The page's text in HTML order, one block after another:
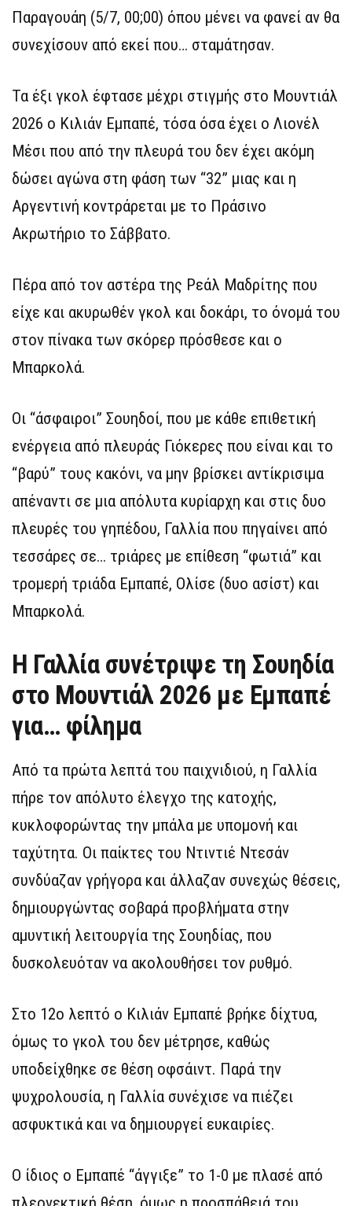
Παραγουάη (5/7, 00;00) όπου μένει να φανεί αν θα
συνεχίσουν από εκεί που… σταμάτησαν.
Τα έξι γκολ έφτασε μέχρι στιγμής στο Μουντιάλ
2026 ο Κιλιάν Εμπαπέ, τόσα όσα έχει ο Λιονέλ
Μέσι που από την πλευρά του δεν έχει ακόμη
δώσει αγώνα στη φάση των “32” μιας και η
Αργεντινή κοντράρεται με το Πράσινο
Ακρωτήριο το Σάββατο.
Πέρα από τον αστέρα της Ρεάλ Μαδρίτης που
είχε και ακυρωθέν γκολ και δοκάρι, το όνομά του
στον πίνακα των σκόρερ πρόσθεσε και ο
Μπαρκολά.
Oι “άσφαιροι” Σουηδοί, που με κάθε επιθετική
ενέργεια από πλευράς Γιόκερες που είναι και το
“βαρύ” τους κακόνι, να μην βρίσκει αντίκρισιμα
απέναντι σε μια απόλυτα κυρίαρχη και στις δυο
πλευρές του γηπέδου, Γαλλία που πηγαίνει από
τεσσάρες σε… τριάρες με επίθεση “φωτιά” και
τρομερή τριάδα Εμπαπέ, Ολίσε (δυο ασίστ) και
Μπαρκολά.
Η Γαλλία συνέτριψε τη Σουηδία
στο Μουντιάλ 2026 με Εμπαπέ
για… φίλημα
Από τα πρώτα λεπτά του παιχνιδιού, η Γαλλία
πήρε τον απόλυτο έλεγχο της κατοχής,
κυκλοφορώντας την μπάλα με υπομονή και
ταχύτητα. Οι παίκτες του Ντιντιέ Ντεσάν
συνδύαζαν γρήγορα και άλλαζαν συνεχώς θέσεις,
δημιουργώντας σοβαρά προβλήματα στην
αμυντική λειτουργία της Σουηδίας, που
δυσκολευόταν να ακολουθήσει τον ρυθμό.
Στο 12ο λεπτό ο Κιλιάν Εμπαπέ βρήκε δίχτυα,
όμως το γκολ του δεν μέτρησε, καθώς
υποδείχθηκε σε θέση οφσάιντ. Παρά την
ψυχρολουσία, η Γαλλία συνέχισε να πιέζει
ασφυκτικά και να δημιουργεί ευκαιρίες.
Ο ίδιος ο Εμπαπέ “άγγιξε” το 1-0 με πλασέ από